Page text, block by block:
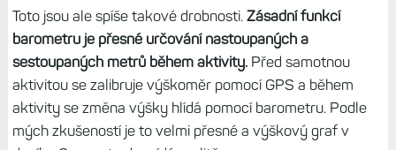
Toto jsou ale spíše takové drobnosti. Zásadní funkcí
barometru je přesné určování nastoupaných a
sestoupaných metrů během aktivity.Před samotnou
aktivitou se zalibruje výškoměr pomocí GPS a během
aktivity se změna výšky hlídá pomocí barometru. Podle
mých zkušeností je to velmi přesné a výškový graf v